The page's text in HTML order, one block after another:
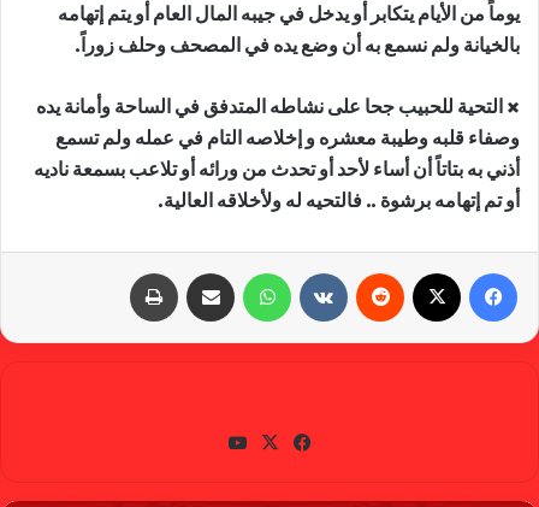
يوماً من الأيام يتكابر أو يدخل في جيبه المال العام أو يتم إتهامه
بالخيانة ولم نسمع به أن وضع يده في المصحف وحلف زوراً.
× التحية للحبيب جحا على نشاطه المتدفق في الساحة وأمانة يده
وصفاء قلبه وطيبة معشره و إخلاصه التام في عمله ولم تسمع
أذني به بتاتاً أن أساء لأحد أو تحدث من ورائه أو تلاعب بسمعة ناديه
أو تم إتهامه برشوة .. فالتحيه له ولأخلاقه العالية.
واتساب
في
وك
X